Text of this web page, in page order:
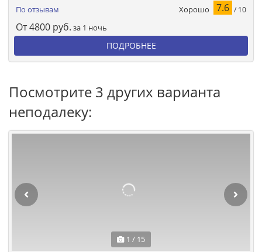
По отзывам
Хорошо 7.6 / 10
От4800 руб. за 1 ночь
ПОДРОБНЕЕ
Посмотрите 3 других варианта
неподалеку:
1 / 15